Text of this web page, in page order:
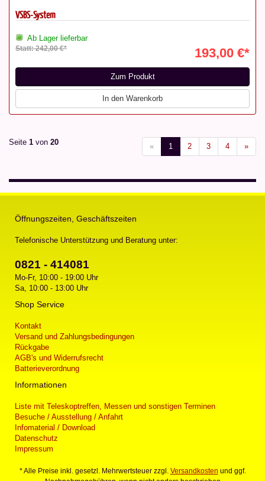
VSBS-System
Ab Lager lieferbar
Statt: 242,00 €* 193,00 €*
Zum Produkt
In den Warenkorb
Seite 1 von 20 « 1 2 3 4 »
Öffnungszeiten, Geschäftszeiten
Telefonische Unterstützung und Beratung unter:
0821 - 414081
Mo-Fr, 10:00 - 19:00 Uhr
Sa, 10:00 - 13:00 Uhr
Shop Service
Kontakt
Versand und Zahlungsbedingungen
Rückgabe
AGB's und Widerrufsrecht
Batterieverordnung
Informationen
Liste mit Teleskoptreffen, Messen und sonstigen Terminen
Besuche / Ausstellung / Anfahrt
Infomaterial / Download
Datenschutz
Impressum
* Alle Preise inkl. gesetzl. Mehrwertsteuer zzgl. Versandkosten und ggf.